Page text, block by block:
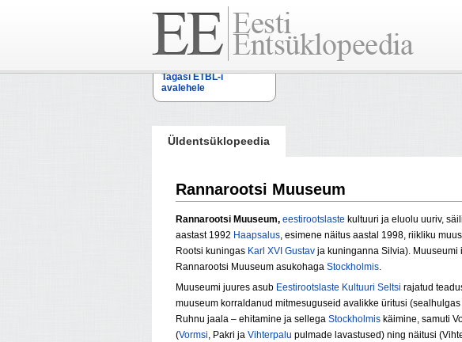
Tagasi ETBL-i
avalehele
Üldentsüklopeedia
Rannarootsi Muuseum
Rannarootsi Muuseum, eestirootslaste kultuuri ja eluolu uuriv,
aastast 1992 Haapsalus, esimene näitus aastal 1998, riikliku
Rootsi kuningas Karl XVI Gustav ja kuninganna Silvia).
Rannarootsi Muuseum asukohaga Stockholmis.
Muuseumi juures asub Eestirootslaste Kultuuri Seltsi rajatud
muuseum korraldanud mitmesuguseid avalikke üritusi
Ruhnu jaala – ehitamine ja sellega Stockholmis käimine, samuti
(Vormsi, Pakri ja Vihterpalu pulmade lavastused) ning näitusi